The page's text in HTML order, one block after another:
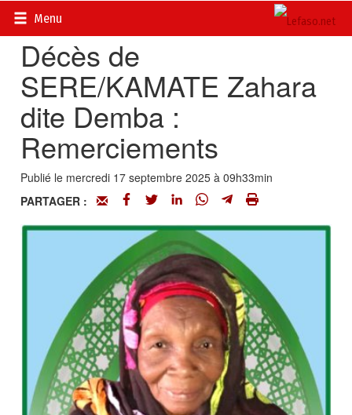
Menu
Accueil>
Décès de
SERE/KAMATE Zahara
dite Demba :
Remerciements
Publié le mercredi 17 septembre 2025 à 09h33min
PARTAGER :